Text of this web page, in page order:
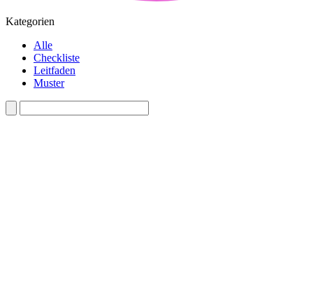
Kategorien
Alle
Checkliste
Leitfaden
Muster